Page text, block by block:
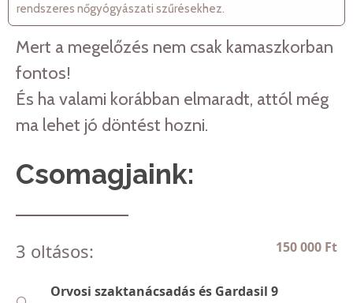
rendszeres nőgyógyászati szűrésekhez.
Mert a megelőzés nem csak kamaszkorban
fontos!
És ha valami korábban elmaradt, attól még
ma lehet jó döntést hozni.
Csomagjaink:
3 oltásos: 150 000 Ft
Orvosi szaktanácsadás és Gardasil 9